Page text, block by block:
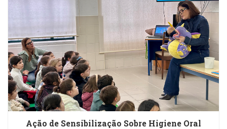
Ação de Sensibilização Sobre Higiene Oral